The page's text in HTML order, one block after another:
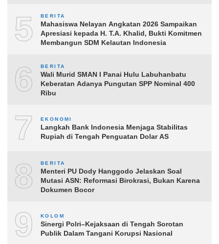
5 BERITA
Mahasiswa Nelayan Angkatan 2026 Sampaikan
Apresiasi kepada H. T.A. Khalid, Bukti Komitmen
Membangun SDM Kelautan Indonesia
6 BERITA
Wali Murid SMAN I Panai Hulu Labuhanbatu
Keberatan Adanya Pungutan SPP Nominal 400
Ribu
7 EKONOMI
Langkah Bank Indonesia Menjaga Stabilitas
Rupiah di Tengah Penguatan Dolar AS
8 BERITA
Menteri PU Dody Hanggodo Jelaskan Soal
Mutasi ASN: Reformasi Birokrasi, Bukan Karena
Dokumen Bocor
9 KOLOM
Sinergi Polri–Kejaksaan di Tengah Sorotan
Publik Dalam Tangani Korupsi Nasional